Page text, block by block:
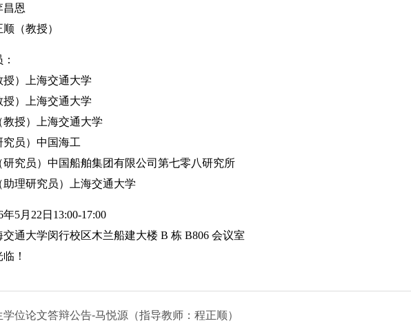
昌恩
（教授）
）上海交通大学
）上海交通大学
授）上海交通大学
员）中国海工
究员）中国船舶集团有限公司第七零八研究所
理研究员）上海交通大学
年5月 22 日 13:00-17:00
通大学闵行校区木兰船建大楼 B 栋 B806 会议室
！
学位论文答辩公告-马悦源（指导教师：程正顺）